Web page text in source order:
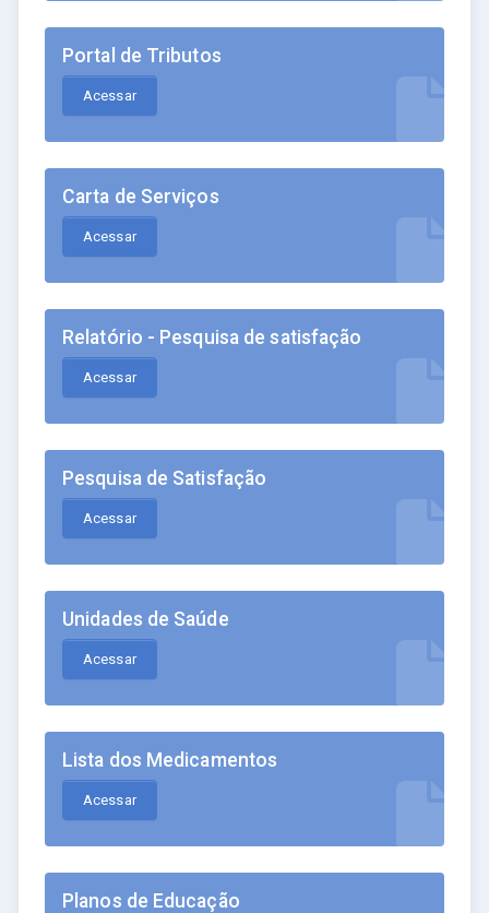
Portal de Tributos
Acessar
Carta de Serviços
Acessar
Relatório - Pesquisa de satisfação
Acessar
Pesquisa de Satisfação
Acessar
Unidades de Saúde
Acessar
Lista dos Medicamentos
Acessar
Planos de Educação